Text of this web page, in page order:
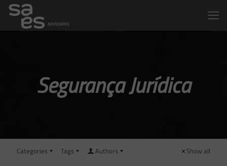
Segurança Jurídica
Categories Tags Authors Show all